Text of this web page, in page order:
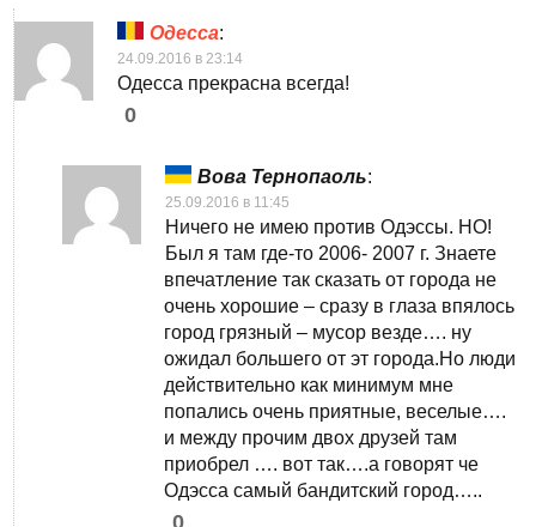
Одесса:
24.09.2016 в 23:14
Одесса прекрасна всегда!
0
Вова Тернопаоль:
25.09.2016 в 11:45
Ничего не имею против Одэссы. НО!
Был я там где-то 2006- 2007 г. Знаете
впечатление так сказать от города не
очень хорошие – сразу в глаза впялось
город грязный – мусор везде…. ну
ожидал большего от эт города.Но люди
действительно как минимум мне
попались очень приятные, веселые….
и между прочим двох друзей там
приобрел …. вот так….а говорят че
Одэсса самый бандитский город…..